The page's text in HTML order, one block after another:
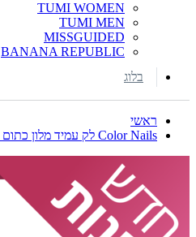
TUMI WOMEN
TUMI MEN
MISSGUIDED
BANANA REPUBLIC
בלוג
ראשי
Color Nails לק עמיד מלון כתום 78